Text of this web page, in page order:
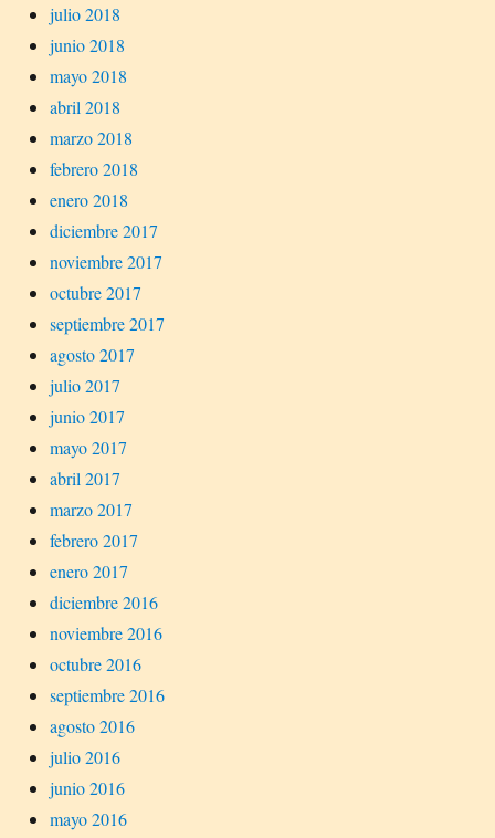
julio 2018
junio 2018
mayo 2018
abril 2018
marzo 2018
febrero 2018
enero 2018
diciembre 2017
noviembre 2017
octubre 2017
septiembre 2017
agosto 2017
julio 2017
junio 2017
mayo 2017
abril 2017
marzo 2017
febrero 2017
enero 2017
diciembre 2016
noviembre 2016
octubre 2016
septiembre 2016
agosto 2016
julio 2016
junio 2016
mayo 2016